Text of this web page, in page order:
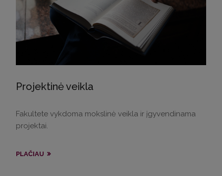
Projektinė veikla
Fakultete vykdoma mokslinė veikla ir įgyvendinama
projektai.
PLAČIAU